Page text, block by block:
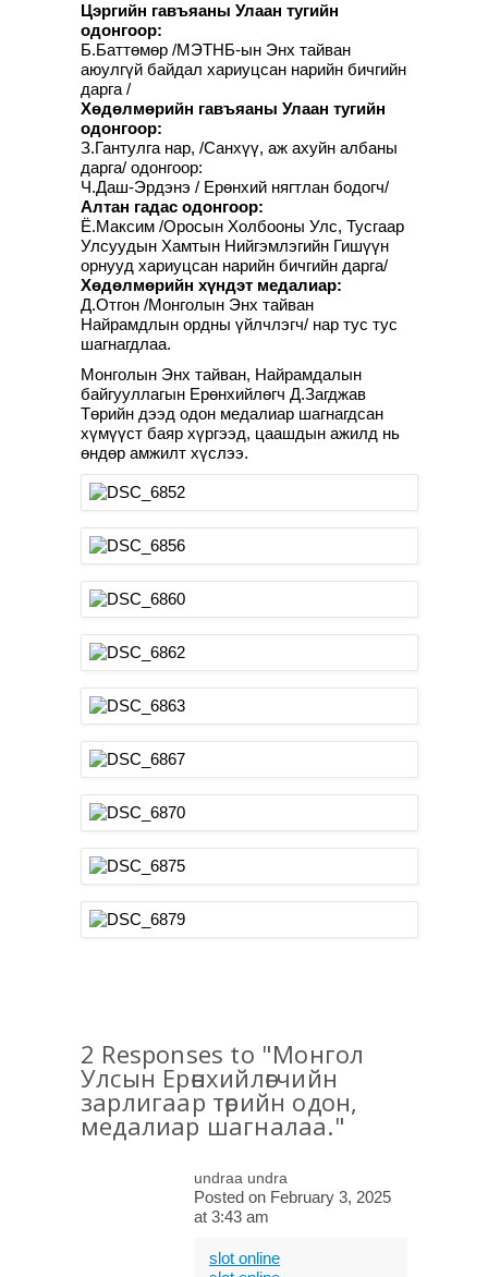
Цэргийн гавъяаны Улаан тугийн
одонгоор:
Б.Баттөмөр /МЭТНБ-ын Энх тайван
аюулгүй байдал хариуцсан нарийн бичгийн
дарга /
Хөдөлмөрийн гавъяаны Улаан тугийн
одонгоор:
З.Гантулга нар, /Санхүү, аж ахуйн албаны
дарга/ одонгоор:
Ч.Даш-Эрдэнэ / Ерөнхий нягтлан бодогч/
Алтан гадас одонгоор:
Ё.Максим /Оросын Холбооны Улс, Тусгаар
Улсуудын Хамтын Нийгэмлэгийн Гишүүн
орнууд хариуцсан нарийн бичгийн дарга/
Хөдөлмөрийн хүндэт медалиар:
Д.Отгон /Монголын Энх тайван
Найрамдлын ордны үйлчлэгч/ нар тус тус
шагнагдлаа.
Монголын Энх тайван, Найрамдалын
байгууллагын Ерөнхийлөгч Д.Загджав
Төрийн дээд одон медалиар шагнагдсан
хүмүүст баяр хүргээд, цаашдын ажилд нь
өндөр амжилт хүслээ.
2 Responses to "Монгол
Улсын Ерөнхийлөгчийн
зарлигаар төрийн одон,
медалиар шагналаа."
undraa undra
Posted on February 3, 2025
at 3:43 am
slot online